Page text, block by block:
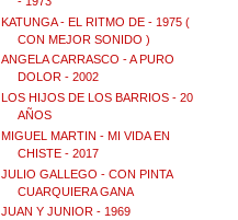
KATUNGA - EL RITMO DE - 1975 (
CON MEJOR SONIDO )
ANGELA CARRASCO - A PURO
DOLOR - 2002
LOS HIJOS DE LOS BARRIOS - 20
AÑOS
MIGUEL MARTIN - MI VIDA EN
CHISTE - 2017
JULIO GALLEGO - CON PINTA
CUARQUIERA GANA
JUAN Y JUNIOR - 1969